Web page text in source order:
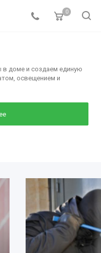
0
в доме и создаем единую
освещением и